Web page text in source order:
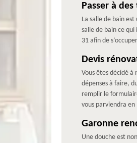
Passer à
La salle de bain
salle de bain ce
31 afin de
Devis
Vous êtes décidé à
dépenses à faire,
remplir le
vous parviendra
Garonne
Une douche est